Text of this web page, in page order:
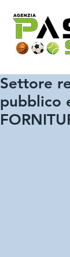
Settore
pubblico